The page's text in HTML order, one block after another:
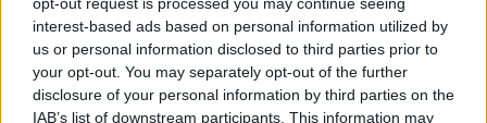
interest-based ads based on personal information utilized by
us or personal information disclosed to third parties prior to
your opt-out. You may separately opt-out of the further
disclosure of your personal information by third parties on the
IAB’s list of downstream participants. This information may
Žiūrimiausi įrašai
00:00:30
Vaizdai iš tragiškos avarijos Vilniaus r.: dviejų moterų ir